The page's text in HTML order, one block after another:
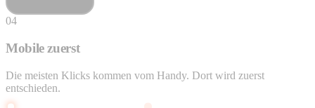
04
Mobile zuerst
Die meisten Klicks kommen vom Handy. Dort wird zuerst
entschieden.